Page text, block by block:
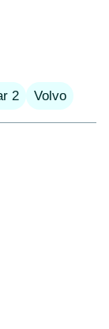
2 Volvo